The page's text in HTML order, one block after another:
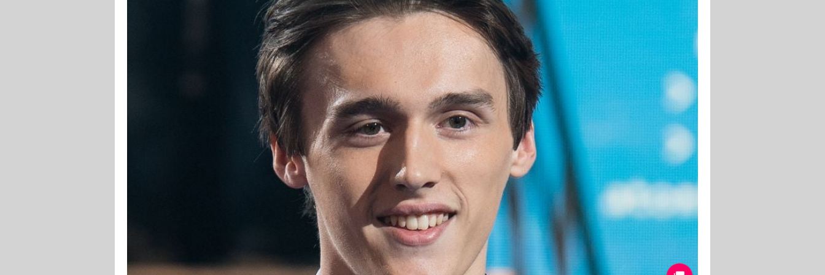
Filme & Serien
Lifestyle
Promiflash Exklusiv
Alle Themen auf Promiflash
Jobs
App runterladen
Team
Redaktionelle Richtlinien
Impressum